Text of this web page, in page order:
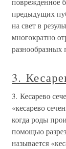
предыдущих
на свет в
многократно
разнообразных
3.
3. Кесарево
«кесарево
когда роды
помощью
называется